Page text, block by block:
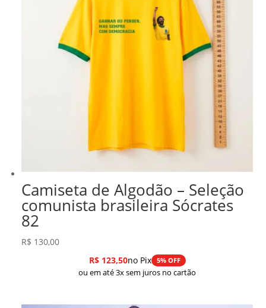
Camiseta de Algodão – Seleção
comunista brasileira Sócrates
82
R$ 130,00
R$123,50no Pix 5% OFF
ou em até 3x sem juros no cartão